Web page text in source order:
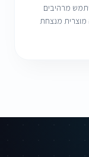
מרהיבים
מוצרית מנצחת